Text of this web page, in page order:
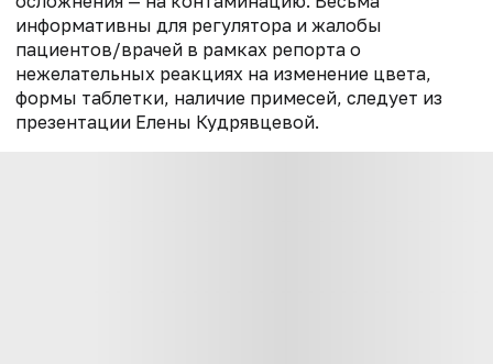
информативны для регулятора и жалобы
пациентов/врачей в рамках репорта о
нежелательных реакциях на изменение цвета,
формы таблетки, наличие примесей, следует из
презентации Елены Кудрявцевой.